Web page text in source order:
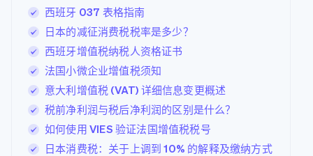
西班牙 037 表格指南
日本的减征消费税税率是多少？
西班牙增值税纳税人资格证书
法国小微企业增值税须知
意大利增值税 (VAT) 详细信息变更概述
税前净利润与税后净利润的区别是什么？
如何使用 VIES 验证法国增值税税号
日本消费税：关于上调到 10% 的解释及缴纳方式